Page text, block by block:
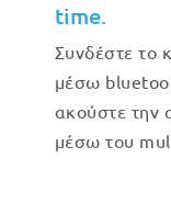
time.
Συνδέστε το
μέσω
ακούστε την
μέσω του